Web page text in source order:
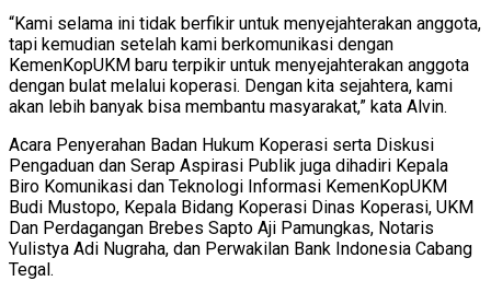
“Kami selama ini tidak berfikir untuk menyejahterakan anggota,
tapi kemudian setelah kami berkomunikasi dengan
KemenKopUKM baru terpikir untuk menyejahterakan anggota
dengan bulat melalui koperasi. Dengan kita sejahtera, kami
akan lebih banyak bisa membantu masyarakat,” kata Alvin.
Acara Penyerahan Badan Hukum Koperasi serta Diskusi
Pengaduan dan Serap Aspirasi Publik juga dihadiri Kepala
Biro Komunikasi dan Teknologi Informasi KemenKopUKM
Budi Mustopo, Kepala Bidang Koperasi Dinas Koperasi, UKM
Dan Perdagangan Brebes Sapto Aji Pamungkas, Notaris
Yulistya Adi Nugraha, dan Perwakilan Bank Indonesia Cabang
Tegal.